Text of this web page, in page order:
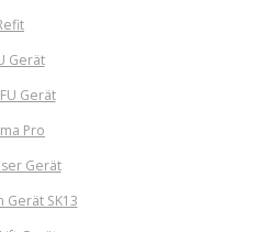
Gerät
Gerät
Pro
Gerät
Gerät SK13